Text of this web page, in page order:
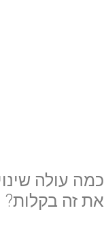
עולה
זה בקלות?